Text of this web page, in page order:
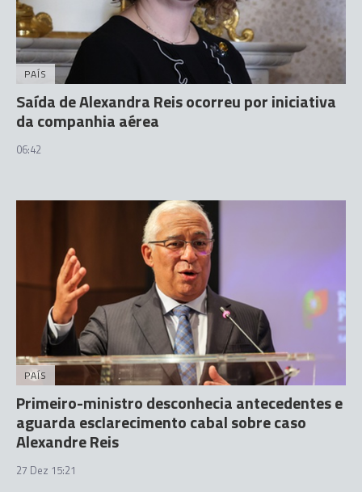
PAÍS
Saída de Alexandra Reis ocorreu por iniciativa
da companhia aérea
06:42
PAÍS
Primeiro-ministro desconhecia antecedentes e
aguarda esclarecimento cabal sobre caso
Alexandre Reis
27 Dez 15:21